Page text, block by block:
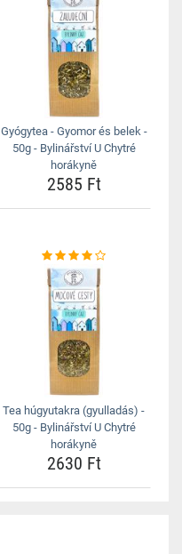
Gyógytea - Gyomor és belek -
50g - Bylinářství U Chytré
horákyně
2585 Ft
Tea húgyutakra (gyulladás) -
50g - Bylinářství U Chytré
horákyně
2630 Ft